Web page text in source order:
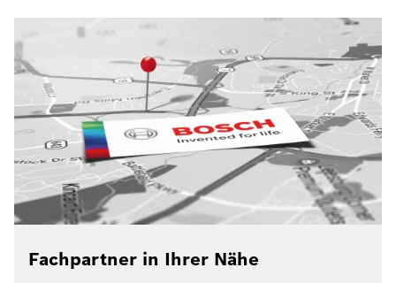
Fachpartner in Ihrer Nähe